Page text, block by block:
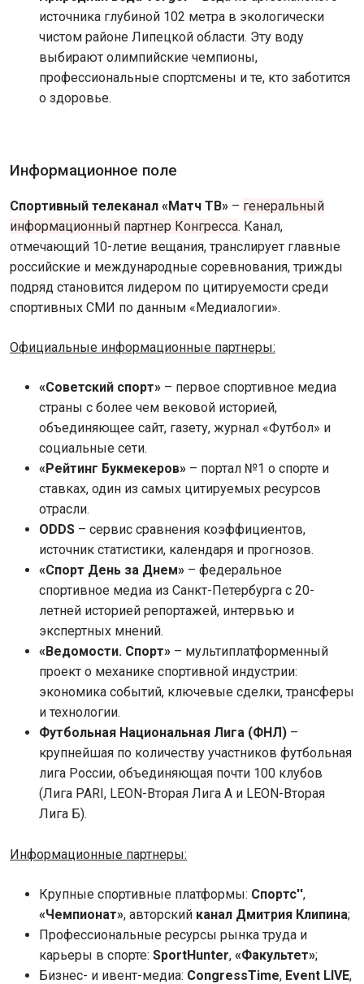
источника глубиной 102 метра в экологически
чистом районе Липецкой области. Эту воду
выбирают олимпийские чемпионы,
профессиональные спортсмены и те, кто заботится
о здоровье.
Информационное поле
Спортивный телеканал «Матч ТВ» – генеральный
информационный партнер Конгресса. Канал,
отмечающий 10-летие вещания, транслирует главные
российские и международные соревнования, трижды
подряд становится лидером по цитируемости среди
спортивных СМИ по данным «Медиалогии».
Официальные информационные партнеры:
«Советский спорт» – первое спортивное медиа
страны с более чем вековой историей,
объединяющее сайт, газету, журнал «Футбол» и
социальные сети.
«Рейтинг Букмекеров» – портал №1 о спорте и
ставках, один из самых цитируемых ресурсов
отрасли.
ODDS – сервис сравнения коэффициентов,
источник статистики, календаря и прогнозов.
«Спорт День за Днем» – федеральное
спортивное медиа из Санкт-Петербурга с 20-
летней историей репортажей, интервью и
экспертных мнений.
«Ведомости. Спорт» – мультиплатформенный
проект о механике спортивной индустрии:
экономика событий, ключевые сделки, трансферы
и технологии.
Футбольная Национальная Лига (ФНЛ) –
крупнейшая по количеству участников футбольная
лига России, объединяющая почти 100 клубов
(Лига PARI, LEON-Вторая Лига А и LEON-Вторая
Лига Б).
Информационные партнеры:
Крупные спортивные платформы: Спортс'',
«Чемпионат», авторский канал Дмитрия Клипина;
Профессиональные ресурсы рынка труда и
карьеры в спорте: SportHunter, «Факультет»;
Бизнес- и ивент-медиа: CongressTime, Event LIVE,